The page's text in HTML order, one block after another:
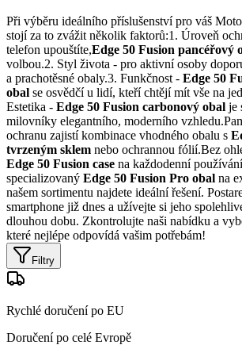
Při výběru ideálního příslušenství pro váš
stojí za to zvážit několik faktorů:1. Úroveň
telefon upouštíte,Edge 50 Fusion pancéřový
volbou.2. Styl života - pro aktivní osoby
a prachotěsné obaly.3. Funkčnost - Edge 50
obal se osvědčí u lidí, kteří chtějí mít vše na
Estetika - Edge 50 Fusion carbonový obal je
milovníky elegantního, moderního
ochranu zajistí kombinace vhodného obalu s
tvrzeným sklem nebo ochrannou fólií.Bez
Edge 50 Fusion case na každodenní
specializovaný Edge 50 Fusion Pro obal na
našem sortimentu najdete ideální řešení.
smartphone již dnes a užívejte si jeho
dlouhou dobu. Zkontrolujte naši nabídku a
které nejlépe odpovídá vašim potřebám!
Filtry
Rychlé doručení po EU
Doručení po celé Evropě